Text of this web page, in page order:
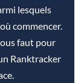
lesquels
commencer.
faut pour
Ranktracker